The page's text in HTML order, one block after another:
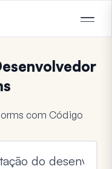
com Código